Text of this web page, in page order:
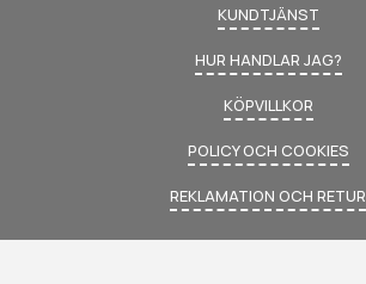
KUNDTJÄNST
HUR HANDLAR JAG?
KÖPVILLKOR
POLICY OCH COOKIES
REKLAMATION OCH RETUR